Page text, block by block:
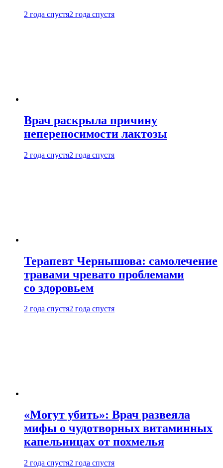
2 года спустя2 года спустя
Врач раскрыла причину
непереносимости лактозы
2 года спустя2 года спустя
Терапевт Чернышова: самолечение
травами чревато проблемами
со здоровьем
2 года спустя2 года спустя
«Могут убить»: Врач развеяла
мифы о чудотворных витаминных
капельницах от похмелья
2 года спустя2 года спустя